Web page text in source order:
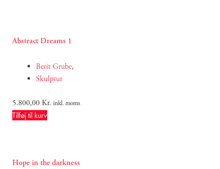
Abstract Dreams 1
Berit Grube,
Skulptur
5.800,00Kr. inkl. moms
Tilføj til kurv
Hope in the darkness